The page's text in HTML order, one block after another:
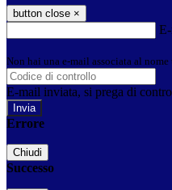
button close ×
Non hai una e-mail associata al
E-mail inviata, si prega di
Errore
Chiudi
Successo